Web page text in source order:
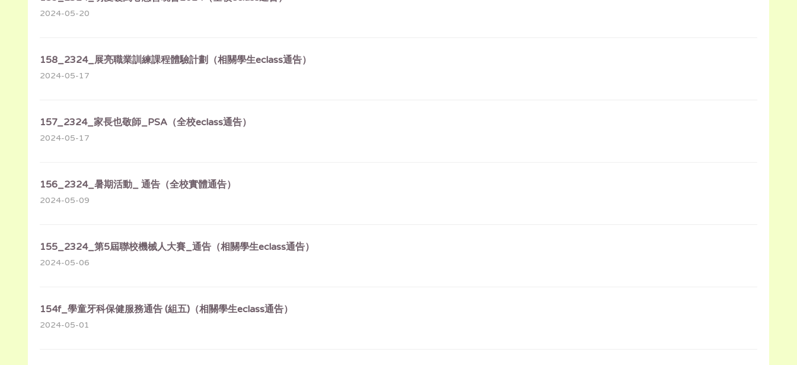
2024-05-20
158_2324_展亮職業訓練課程體驗計劃（相關學生eclass通告）
2024-05-17
157_2324_家長也敬師_PSA（全校eclass通告）
2024-05-17
156_2324_暑期活動_ 通告（全校實體通告）
2024-05-09
155_2324_第5屆聯校機械人大賽_通告（相關學生eclass通告）
2024-05-06
154f_學童牙科保健服務通告 (組五)（相關學生eclass通告）
2024-05-01